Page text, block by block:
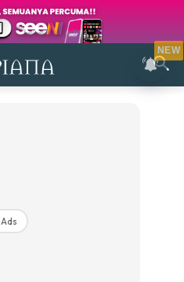
|Register
Ads
NEW